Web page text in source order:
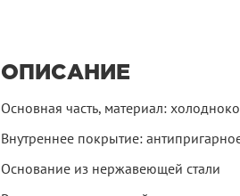
ОПИСАНИЕ
Основная часть, материал:
Внутреннее покрытие:
Основание из нержавеющей стали